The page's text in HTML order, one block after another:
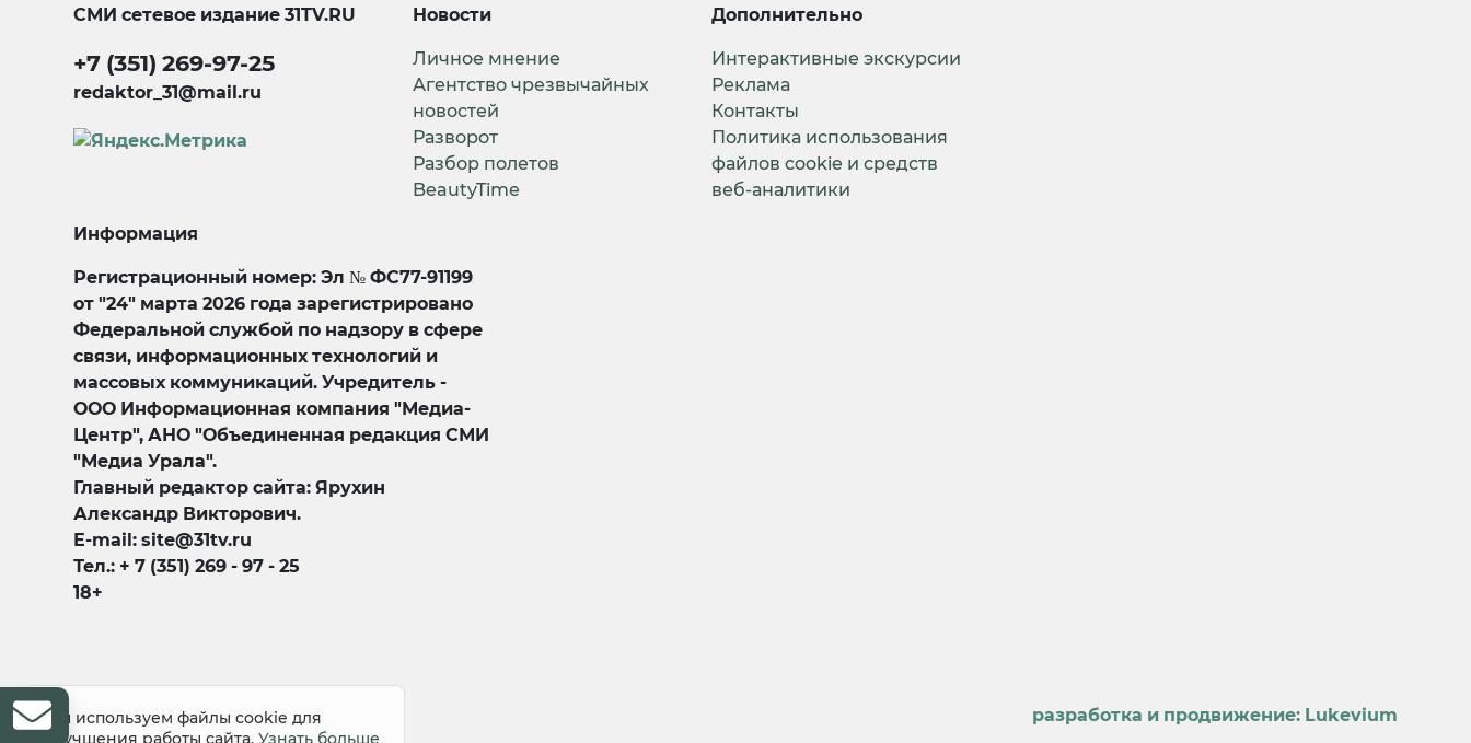
СМИ сетевое издание31TV.RU
+7 (351) 269-97-25
redaktor_31@mail.ru
Новости
Личное мнение
Агентство чрезвычайных
новостей
Разворот
Разбор полетов
BeautyTime
Дополнительно
Интерактивные экскурсии
Реклама
Контакты
Политика использования
файлов cookie и средств
веб-аналитики
Информация
Регистрационный номер: Эл № ФС77-91199
от "24" марта 2026 года зарегистрировано
Федеральной службой по надзору в сфере
связи, информационных технологий и
массовых коммуникаций. Учредитель -
ООО Информационная компания "Медиа-
Центр", АНО "Объединенная редакция СМИ
"Медиа Урала".
Главный редактор сайта: Ярухин
Александр Викторович.
E-mail: site@31tv.ru
Тел.: + 7 (351) 269 - 97 - 25
18+
© 2008-2026 Все права защищены разработка и продвижение: Lukevium
Мы используем файлы cookie для
улучшения работы сайта. Узнать больше